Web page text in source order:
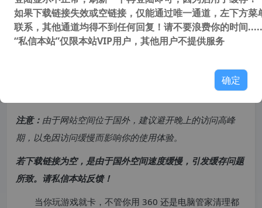
决电脑卡顿！
123,984 次浏览次阅读
注意： 由于网站空间位于国外，建议避开晚上的访问高峰
期，以免因访问缓慢而影响你的使用体验。
若下载链接为空，是由于国外空间速度缓慢，引发缓存问题
所致。请私信本站反馈！
当你玩游戏就卡，不管你用 360 还是电脑管家清理都
如果下载链接失效或空链接，仅能通过唯一通道，左下方菜
联系，其他通道均得不到任何回复！请不要浪费你的时间
“私信本站”仅限本站VIP用户，其他用户不提供服务
确定